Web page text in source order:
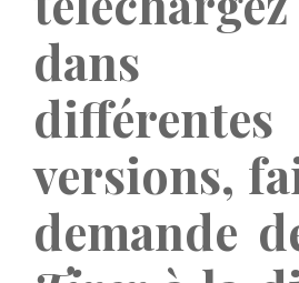
dans
différentes
versions,
demande